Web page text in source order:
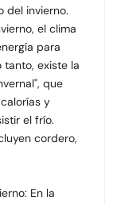
del invierno.
el clima
para
tanto, existe la
que
y
el frío.
cordero,
En la